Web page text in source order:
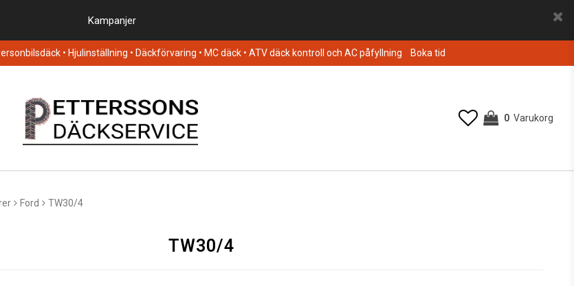
Kampanjer
• Hjulinställning • Däckförvaring • MC däck • ATV däck kontroll och AC påfyllning Boka tid
0 Varukorg
Ford TW30/4
TW30/4